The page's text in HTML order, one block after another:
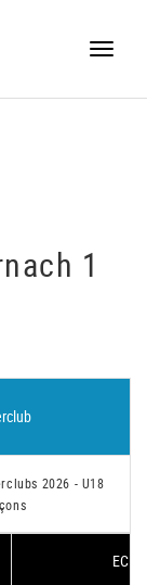
Toggle
1
2026 - U18